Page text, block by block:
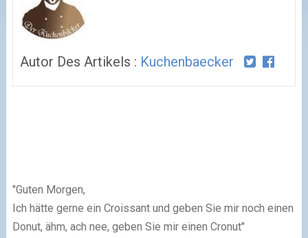
Autor Des Artikels : Kuchenbaecker
"Guten Morgen,
Ich hätte gerne ein Croissant und geben Sie mir noch einen
Donut, ähm, ach nee, geben Sie mir einen Cronut"